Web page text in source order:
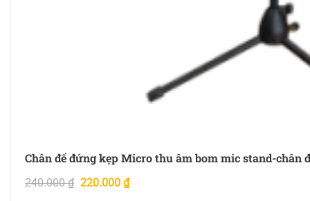
Chân đế đứng kẹp Micro thu âm bom mic stand-chân
240.000₫ 220.000 ₫